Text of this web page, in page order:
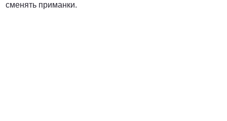
сменять приманки.